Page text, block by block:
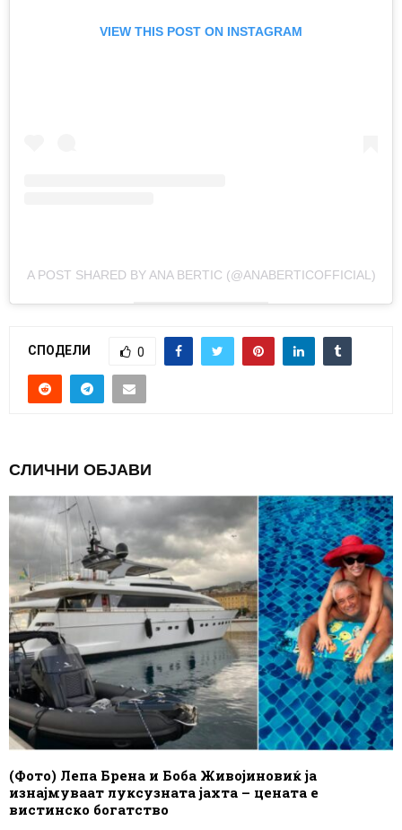
VIEW THIS POST ON INSTAGRAM
A POST SHARED BY ANA BERTIC (@ANABERTICOFFICIAL)
СПОДЕЛИ 0
СЛИЧНИ ОБЈАВИ
(Фото) Лепа Брена и Боба Живојиновиќ ја
изнајмуваат луксузната јахта – цената е
вистинско богатство